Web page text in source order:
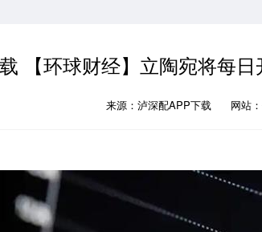
【环球财经】立陶宛将每
来源：泸深配APP下载 网站